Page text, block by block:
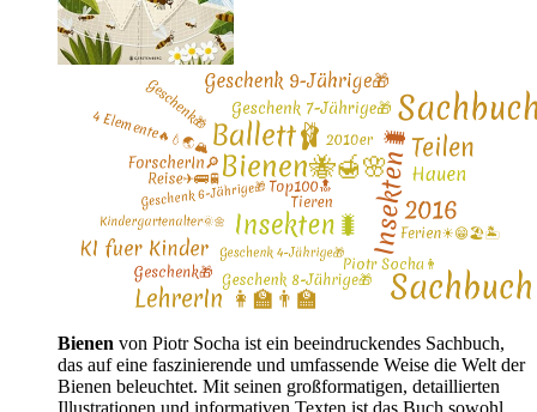
Bienen von Piotr Socha ist ein beeindruckendes Sachbuch,
das auf eine faszinierende und umfassende Weise die Welt der
Bienen beleuchtet. Mit seinen großformatigen, detaillierten
Illustrationen und informativen Texten ist das Buch sowohl